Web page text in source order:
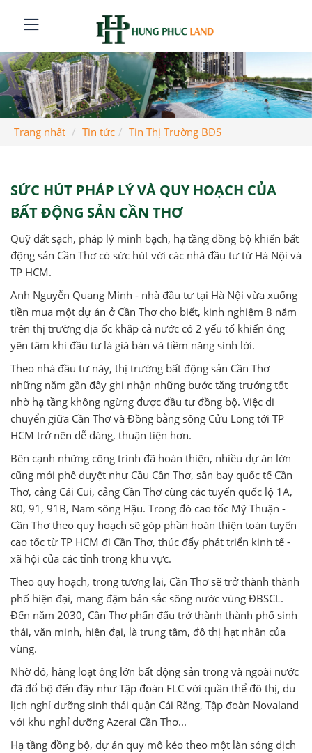
Trang nhất Tin tức Tin Thị Trường BĐS
SỨC HÚT PHÁP LÝ VÀ QUY HOẠCH CỦA
BẤT ĐỘNG SẢN CẦN THƠ
Quỹ đất sạch, pháp lý minh bạch, hạ tầng đồng bộ khiến bất
động sản Cần Thơ có sức hút với các nhà đầu tư từ Hà Nội và
TP HCM.
Anh Nguyễn Quang Minh - nhà đầu tư tại Hà Nội vừa xuống
tiền mua một dự án ở Cần Thơ cho biết, kinh nghiệm 8 năm
trên thị trường địa ốc khắp cả nước có 2 yếu tố khiến ông
yên tâm khi đầu tư là giá bán và tiềm năng sinh lời.
Theo nhà đầu tư này, thị trường bất động sản Cần Thơ
những năm gần đây ghi nhận những bước tăng trưởng tốt
nhờ hạ tầng không ngừng được đầu tư đồng bộ. Việc di
chuyển giữa Cần Thơ và Đồng bằng sông Cửu Long tới TP
HCM trở nên dễ dàng, thuận tiện hơn.
Bên cạnh những công trình đã hoàn thiện, nhiều dự án lớn
cũng mới phê duyệt như Cầu Cần Thơ, sân bay quốc tế Cần
Thơ, cảng Cái Cui, cảng Cần Thơ cùng các tuyến quốc lộ 1A,
80, 91, 91B, Nam sông Hậu. Trong đó cao tốc Mỹ Thuận -
Cần Thơ theo quy hoạch sẽ góp phần hoàn thiện toàn tuyến
cao tốc từ TP HCM đi Cần Thơ, thúc đẩy phát triển kinh tế -
xã hội của các tỉnh trong khu vực.
Theo quy hoạch, trong tương lai, Cần Thơ sẽ trở thành thành
phố hiện đại, mang đậm bản sắc sông nước vùng ĐBSCL.
Đến năm 2030, Cần Thơ phấn đấu trở thành thành phố sinh
thái, văn minh, hiện đại, là trung tâm, đô thị hạt nhân của
vùng.
Nhờ đó, hàng loạt ông lớn bất động sản trong và ngoài nước
đã đổ bộ đến đây như Tập đoàn FLC với quần thể đô thị, du
lịch nghỉ dưỡng sinh thái quận Cái Răng, Tập đoàn Novaland
với khu nghỉ dưỡng Azerai Cần Thơ...
Hạ tầng đồng bộ, dự án quy mô kéo theo một làn sóng dịch